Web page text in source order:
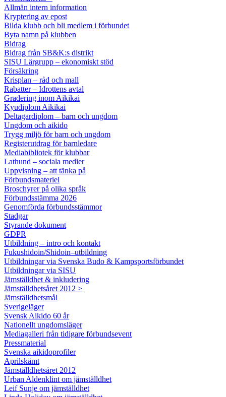
Allmän intern information
Kryptering av epost
Bilda klubb och bli medlem i förbundet
Byta namn på klubben
Bidrag
Bidrag från SB&K:s distrikt
SISU Lärgrupp – ekonomiskt stöd
Försäkring
Krisplan – råd och mall
Rabatter – Idrottens avtal
Gradering inom Aikikai
Kyudiplom Aikikai
Deltagardiplom – barn och ungdom
Ungdom och aikido
Trygg miljö för barn och ungdom
Registerutdrag för barnledare
Mediabibliotek för klubbar
Lathund – sociala medier
Uppvisning – att tänka på
Förbundsmateriel
Broschyrer på olika språk
Förbundsstämma 2026
Genomförda förbundsstämmor
Stadgar
Styrande dokument
GDPR
Utbildning – intro och kontakt
Fukushidoin/Shidoin–utbildning
Utbildningar via Svenska Budo & Kampsportsförbundet
Utbildningar via SISU
Jämställdhet & inkludering
Jämställdhetsåret 2012 >
Jämställdhetsmål
Sverigeläger
Svensk Aikido 60 år
Nationellt ungdomsläger
Mediagalleri från tidigare förbundsevent
Pressmaterial
Svenska aikidoprofiler
Aprilskämt
Jämställdhetsåret 2012
Urban Aldenklint om jämställdhet
Leif Sunje om jämställdhet